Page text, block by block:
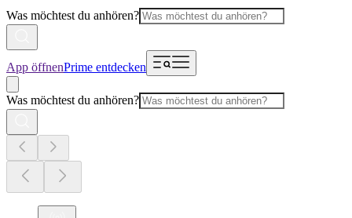
Was möchtest du anhören?
App öffnenPrime entdecken
Was möchtest du anhören?